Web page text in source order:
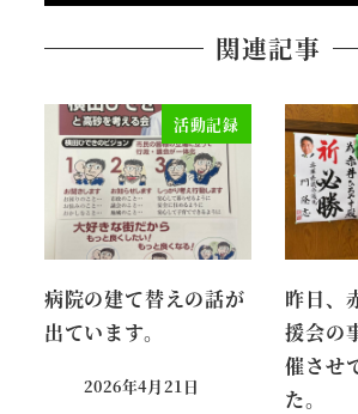
関連記事
活動記録
病院の建て替えの話が
出ています。
投稿日
2026年4月21日
昨日、
援会の
催させ
た。